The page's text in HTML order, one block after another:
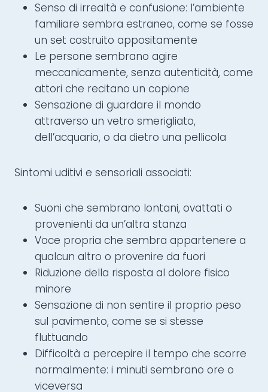
Senso di irrealtà e confusione: l’ambiente
familiare sembra estraneo, come se fosse
un set costruito appositamente
Le persone sembrano agire
meccanicamente, senza autenticità, come
attori che recitano un copione
Sensazione di guardare il mondo
attraverso un vetro smerigliato,
dell’acquario, o da dietro una pellicola
Sintomi uditivi e sensoriali associati:
Suoni che sembrano lontani, ovattati o
provenienti da un’altra stanza
Voce propria che sembra appartenere a
qualcun altro o provenire da fuori
Riduzione della risposta al dolore fisico
minore
Sensazione di non sentire il proprio peso
sul pavimento, come se si stesse
fluttuando
Difficoltà a percepire il tempo che scorre
normalmente: i minuti sembrano ore o
viceversa